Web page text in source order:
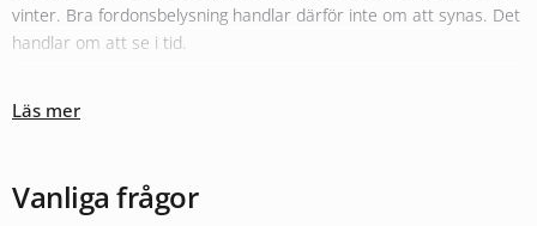
vinter. Bra fordonsbelysning handlar därför inte om att synas. Det
handlar om att se i tid.
konvertering
för bättre färgtemperatur och räckvidd. För längre
sträckor i mörker fyller
Läs mer
Vanliga frågor